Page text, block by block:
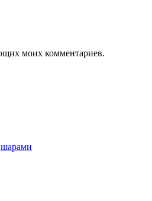
моих комментариев.
шарами